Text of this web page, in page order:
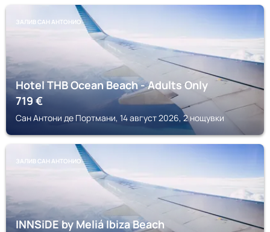
ЗАЛИВ САН АНТОНИО
Hotel THB Ocean Beach - Adults Only
719€
Сан Антони де Портмани, 14 август 2026, 2 нощувки
ЗАЛИВ САН АНТОНИО
INNSiDE by Meliá Ibiza Beach